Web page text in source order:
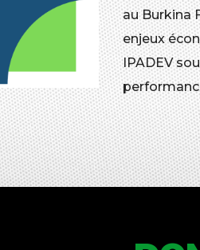
au Burkina
enjeux
IPADEV